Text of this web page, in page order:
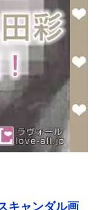
キャンダル画